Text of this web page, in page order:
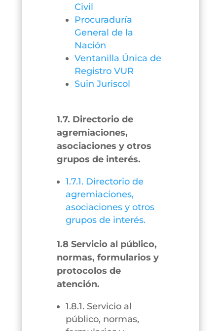
Civil
Procuraduría
General de la
Nación
Ventanilla Única de
Registro VUR
Suin Juriscol
1.7. Directorio de
agremiaciones,
asociaciones y otros
grupos de interés.
1.7.1. Directorio de
agremiaciones,
asociaciones y otros
grupos de interés.
1.8 Servicio al público,
normas, formularios y
protocolos de
atención.
1.8.1. Servicio al
público, normas,